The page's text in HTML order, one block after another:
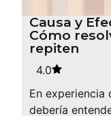
Causa y
Cómo
repiten
4.0
En experiencia
debería